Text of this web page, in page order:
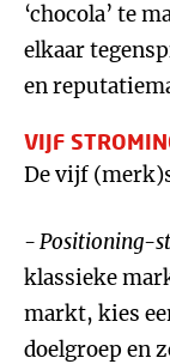
‘chocola’ te
elkaar
en
VIJF
De vijf
- Positioning-
klassieke
markt, kies
doelgroep en